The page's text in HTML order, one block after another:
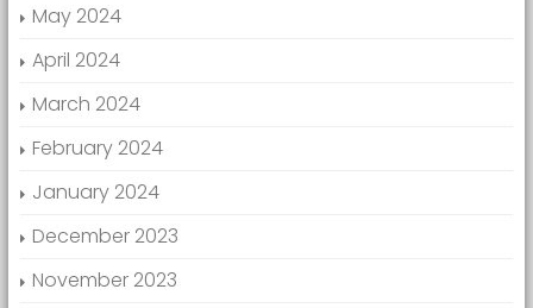
May 2024
April 2024
March 2024
February 2024
January 2024
December 2023
November 2023